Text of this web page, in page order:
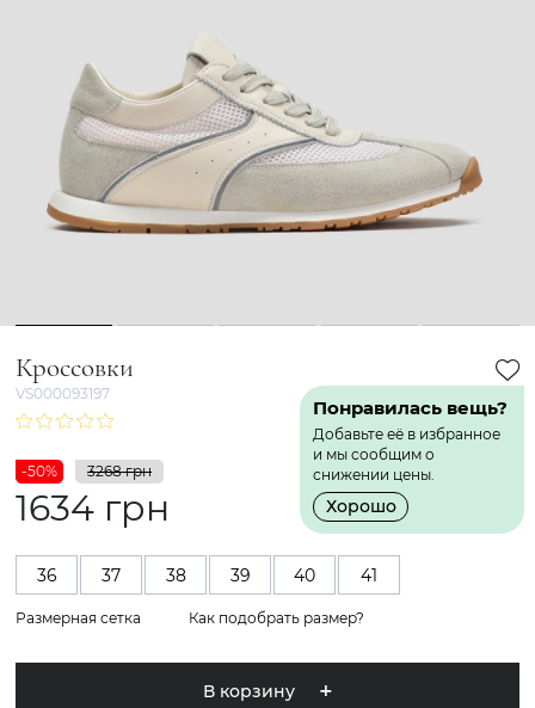
1 2 3 4 5
Кроссовки
VS000093197
Понравилась вещь?
Добавьте её в избранное
и мы сообщим о
снижении цены.
Хорошо
-50% 3268 грн
1634 грн
36 37 38 39 40 41
Размерная сетка Как подобрать размер?
В корзину